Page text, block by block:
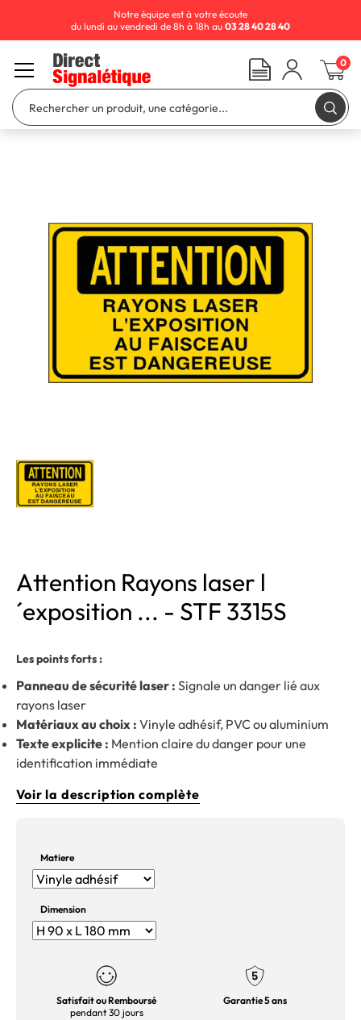
Attention Rayons laser l
´exposition ... - STF 3315S
Les points forts :
Panneau de sécurité laser : Signale un danger lié aux
rayons laser
Matériaux au choix : Vinyle adhésif, PVC ou aluminium
Texte explicite : Mention claire du danger pour une
identification immédiate
Voir la description complète
Matiere
Dimension
Satisfait ou Remboursé
pendant 30 jours
Garantie 5 ans
Notre équipe est à votre écoute
du lundi au vendredi de 8h à 18h au 03 28 40 28 40
0